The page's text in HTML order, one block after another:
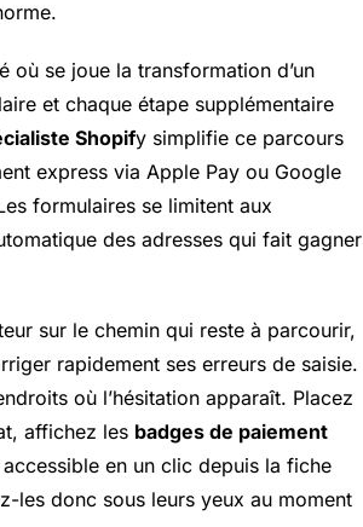
où se joue la transformation d’un
et chaque étape supplémentaire
Shopify simplifie ce parcours
express via Apple Pay ou Google
formulaires se limitent aux
des adresses qui fait gagner
sur le chemin qui reste à parcourir,
rapidement ses erreurs de saisie.
où l’hésitation apparaît. Placez
affichez les badges de paiement
en un clic depuis la fiche
les donc sous leurs yeux au moment